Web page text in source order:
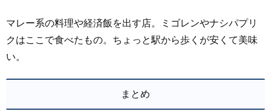
マレー系の料理や経済飯を出す店。ミゴレンやナシパプリ
クはここで食べたもの。ちょっと駅から歩くが安くて美味
い。
まとめ